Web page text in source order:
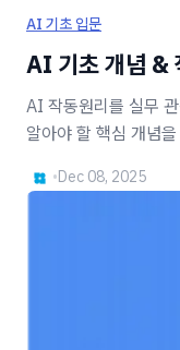
AI 기초 입문
AI 기초 개념 &
AI 작동원리를 실무
알아야 할 핵심 개념
•Dec 08, 2025